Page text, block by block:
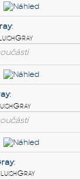
:
LtBluishGray
součásti
:
LtBluishGray